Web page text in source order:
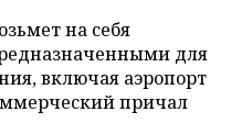
на себя
для
включая аэропорт
причал